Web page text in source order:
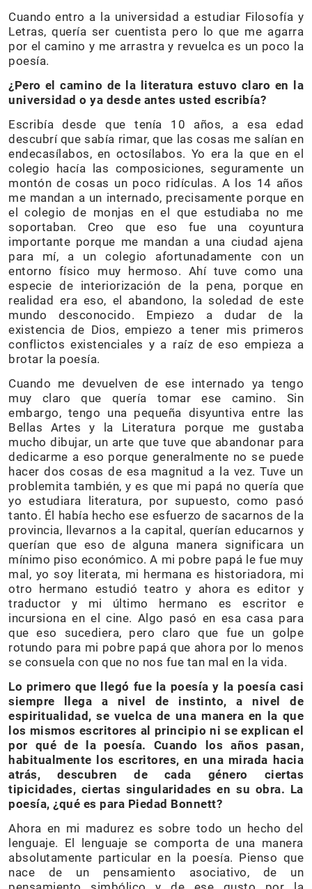
Cuando entro a la universidad a estudiar Filosofía y
Letras, quería ser cuentista pero lo que me agarra
por el camino y me arrastra y revuelca es un poco la
poesía.
¿Pero el camino de la literatura estuvo claro en la
universidad o ya desde antes usted escribía?
Escribía desde que tenía 10 años, a esa edad
descubrí que sabía rimar, que las cosas me salían en
endecasílabos, en octosílabos. Yo era la que en el
colegio hacía las composiciones, seguramente un
montón de cosas un poco ridículas. A los 14 años
me mandan a un internado, precisamente porque en
el colegio de monjas en el que estudiaba no me
soportaban. Creo que eso fue una coyuntura
importante porque me mandan a una ciudad ajena
para mí, a un colegio afortunadamente con un
entorno físico muy hermoso. Ahí tuve como una
especie de interiorización de la pena, porque en
realidad era eso, el abandono, la soledad de este
mundo desconocido. Empiezo a dudar de la
existencia de Dios, empiezo a tener mis primeros
conflictos existenciales y a raíz de eso empieza a
brotar la poesía.
Cuando me devuelven de ese internado ya tengo
muy claro que quería tomar ese camino. Sin
embargo, tengo una pequeña disyuntiva entre las
Bellas Artes y la Literatura porque me gustaba
mucho dibujar, un arte que tuve que abandonar para
dedicarme a eso porque generalmente no se puede
hacer dos cosas de esa magnitud a la vez. Tuve un
problemita también, y es que mi papá no quería que
yo estudiara literatura, por supuesto, como pasó
tanto. Él había hecho ese esfuerzo de sacarnos de la
provincia, llevarnos a la capital, querían educarnos y
querían que eso de alguna manera significara un
mínimo piso económico. A mi pobre papá le fue muy
mal, yo soy literata, mi hermana es historiadora, mi
otro hermano estudió teatro y ahora es editor y
traductor y mi último hermano es escritor e
incursiona en el cine. Algo pasó en esa casa para
que eso sucediera, pero claro que fue un golpe
rotundo para mi pobre papá que ahora por lo menos
se consuela con que no nos fue tan mal en la vida.
Lo primero que llegó fue la poesía y la poesía casi
siempre llega a nivel de instinto, a nivel de
espiritualidad, se vuelca de una manera en la que
los mismos escritores al principio ni se explican el
por qué de la poesía. Cuando los años pasan,
habitualmente los escritores, en una mirada hacia
atrás, descubren de cada género ciertas
tipicidades, ciertas singularidades en su obra. La
poesía, ¿qué es para Piedad Bonnett?
Ahora en mi madurez es sobre todo un hecho del
lenguaje. El lenguaje se comporta de una manera
absolutamente particular en la poesía. Pienso que
nace de un pensamiento asociativo, de un